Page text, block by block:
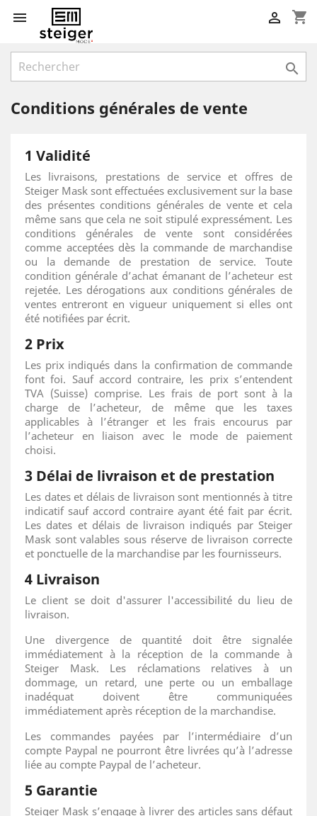
 shopping_cart


Conditions générales de vente
1 Validité
Les livraisons, prestations de service et offres de
Steiger Mask sont effectuées exclusivement sur la base
des présentes conditions générales de vente et cela
même sans que cela ne soit stipulé expressément. Les
conditions générales de vente sont considérées
comme acceptées dès la commande de marchandise
ou la demande de prestation de service. Toute
condition générale d’achat émanant de l’acheteur est
rejetée. Les dérogations aux conditions générales de
ventes entreront en vigueur uniquement si elles ont
été notifiées par écrit.
2 Prix
Les prix indiqués dans la confirmation de commande
font foi. Sauf accord contraire, les prix s’entendent
TVA (Suisse) comprise. Les frais de port sont à la
charge de l’acheteur, de même que les taxes
applicables à l’étranger et les frais encourus par
l’acheteur en liaison avec le mode de paiement
choisi.
3 Délai de livraison et de prestation
Les dates et délais de livraison sont mentionnés à titre
indicatif sauf accord contraire ayant été fait par écrit.
Les dates et délais de livraison indiqués par Steiger
Mask sont valables sous réserve de livraison correcte
et ponctuelle de la marchandise par les fournisseurs.
4 Livraison
Le client se doit d'assurer l'accessibilité du lieu de
livraison.
Une divergence de quantité doit être signalée
immédiatement à la réception de la commande à
Steiger Mask. Les réclamations relatives à un
dommage, un retard, une perte ou un emballage
inadéquat doivent être communiquées
immédiatement après réception de la marchandise.
Les commandes payées par l’intermédiaire d’un
compte Paypal ne pourront être livrées qu’à l’adresse
liée au compte Paypal de l’acheteur.
5 Garantie
Steiger Mask s’engage à livrer des articles sans défaut